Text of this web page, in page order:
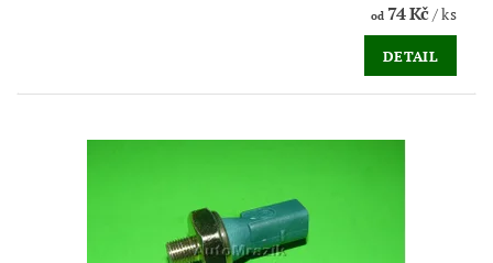
od74 Kč/ ks
DETAIL